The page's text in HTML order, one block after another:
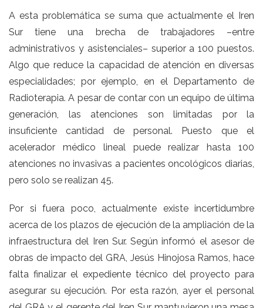
A esta problemática se suma que actualmente el Iren
Sur tiene una brecha de trabajadores –entre
administrativos y asistenciales– superior a 100 puestos.
Algo que reduce la capacidad de atención en diversas
especialidades; por ejemplo, en el Departamento de
Radioterapia. A pesar de contar con un equipo de última
generación, las atenciones son limitadas por la
insuficiente cantidad de personal. Puesto que el
acelerador médico lineal puede realizar hasta 100
atenciones no invasivas a pacientes oncológicos diarias,
pero solo se realizan 45.
Por si fuera poco, actualmente existe incertidumbre
acerca de los plazos de ejecución de la ampliación de la
infraestructura del Iren Sur. Según informó el asesor de
obras de impacto del GRA, Jesús Hinojosa Ramos, hace
falta finalizar el expediente técnico del proyecto para
asegurar su ejecución. Por esta razón, ayer el personal